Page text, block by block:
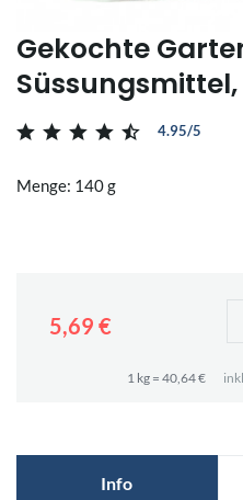
Gekochte
Süssungsmittel,
4.95/5
Menge: 140 g
5,69 €
1 kg = 40,64 €
Info